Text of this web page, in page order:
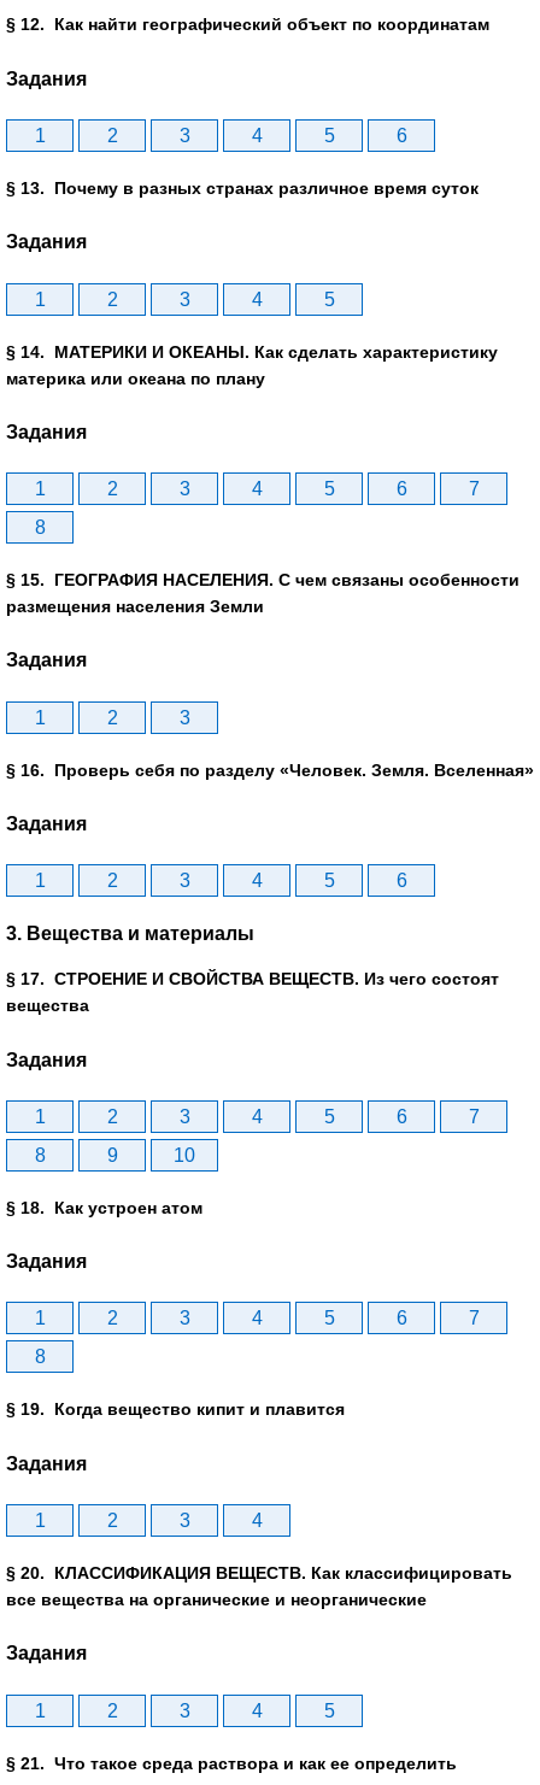
§ 12. Как найти географический объект по координатам
Задания
1 2 3 4 5 6
§ 13. Почему в разных странах различное время суток
Задания
1 2 3 4 5
§ 14. МАТЕРИКИ И ОКЕАНЫ. Как сделать характеристику
материка или океана по плану
Задания
1 2 3 4 5 6
7
8
§ 15. ГЕОГРАФИЯ НАСЕЛЕНИЯ. С чем связаны особенности
размещения населения Земли
Задания
1 2 3
§ 16. Проверь себя по разделу «Человек. Земля. Вселенная»
Задания
1 2 3 4 5 6
3. Вещества и материалы
§ 17. СТРОЕНИЕ И СВОЙСТВА ВЕЩЕСТВ. Из чего состоят
вещества
Задания
1 2 3 4 5 6
7
8
9 10
§ 18. Как устроен атом
Задания
1 2 3 4 5 6
7
8
§ 19. Когда вещество кипит и плавится
Задания
1 2 3 4
§ 20. КЛАССИФИКАЦИЯ ВЕЩЕСТВ. Как классифицировать
все вещества на органические и неорганические
Задания
1 2 3 4 5
§ 21. Что такое среда раствора и как ее определить